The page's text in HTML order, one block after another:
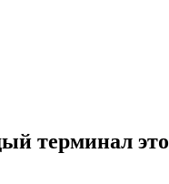
терминал это